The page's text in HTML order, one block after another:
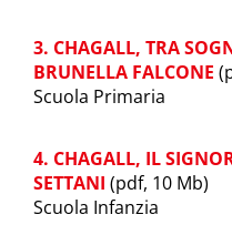
3. CHAGALL, TRA
BRUNELLA FALCONE
Scuola Primaria
4. CHAGALL, IL
SETTANI (pdf, 10 Mb)
Scuola Infanzia